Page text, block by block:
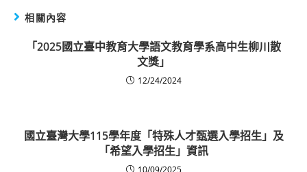
相關內容
「2025國立臺中教育大學語文教育學系高中生柳川散
文獎」
12/24/2024
國立臺灣大學115學年度「特殊人才甄選入學招生」及
「希望入學招生」資訊